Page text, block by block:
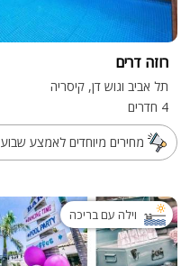
רוזה דרים
תל אביב וגוש דן, קיסריה
4 חדרים
מחירים מיוחדים לאמצע שבוע
וילה עם בריכה